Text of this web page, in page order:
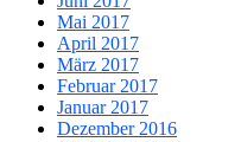
Mai 2017
April 2017
März 2017
Februar 2017
Januar 2017
Dezember 2016